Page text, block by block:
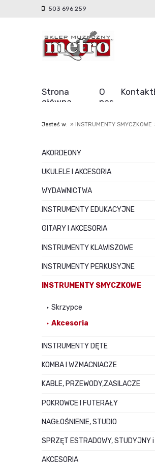
503 696 259
Strona
główna
O
nas
Kontakt
Jesteś w: » INSTRUMENTY SMYCZKOWE
AKORDEONY
UKULELE I AKCESORIA
WYDAWNICTWA
INSTRUMENTY EDUKACYJNE
GITARY I AKCESORIA
INSTRUMENTY KLAWISZOWE
INSTRUMENTY PERKUSYJNE
INSTRUMENTY SMYCZKOWE
Skrzypce
Akcesoria
INSTRUMENTY DĘTE
KOMBA I WZMACNIACZE
KABLE, PRZEWODY,ZASILACZE
POKROWCE I FUTERAŁY
NAGŁOŚNIENIE, STUDIO
SPRZĘT ESTRADOWY, STUDYJNY
AKCESORIA